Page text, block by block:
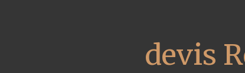
devis